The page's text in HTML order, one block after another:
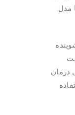
مدل
درمان